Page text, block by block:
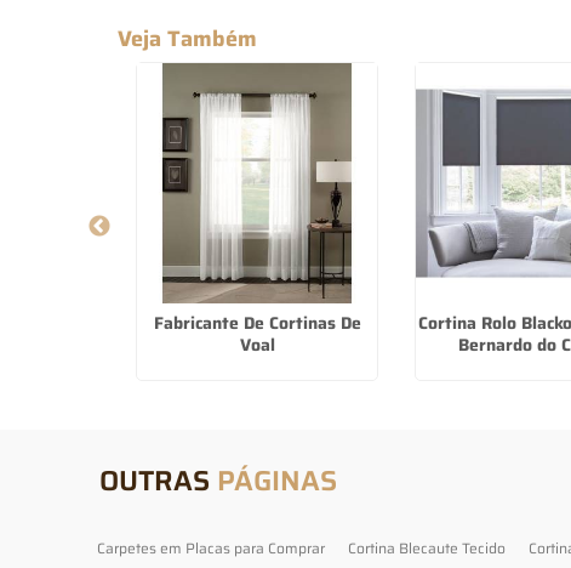
Veja Também
Fabricante De Cortinas De
Voal
Cortina Rolo
Bernardo do
OUTRAS PÁGINAS
Carpetes em Placas para Comprar Cortina Blecaute Tecido